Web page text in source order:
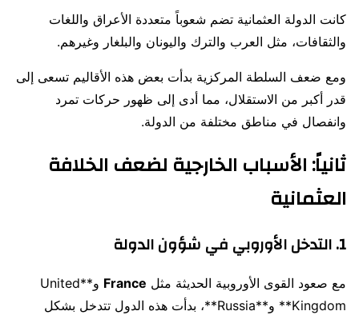
كانت الدولة العثمانية تضم شعوباً متعددة الأعراق واللغات
والثقافات، مثل العرب والترك واليونان والبلغار وغيرهم.
ومع ضعف السلطة المركزية بدأت بعض هذه الأقاليم تسعى إلى
قدر أكبر من الاستقلال، مما أدى إلى ظهور حركات تمرد
وانفصال في مناطق مختلفة من الدولة.
ثانياً: الأسباب الخارجية لضعف الخلافة
العثمانية
1. التدخل الأوروبي في شؤون الدولة
مع صعود القوى الأوروبية الحديثة مثل France
و**United
Kingdom** و**Russia**، بدأت هذه الدول تتدخل بشكل